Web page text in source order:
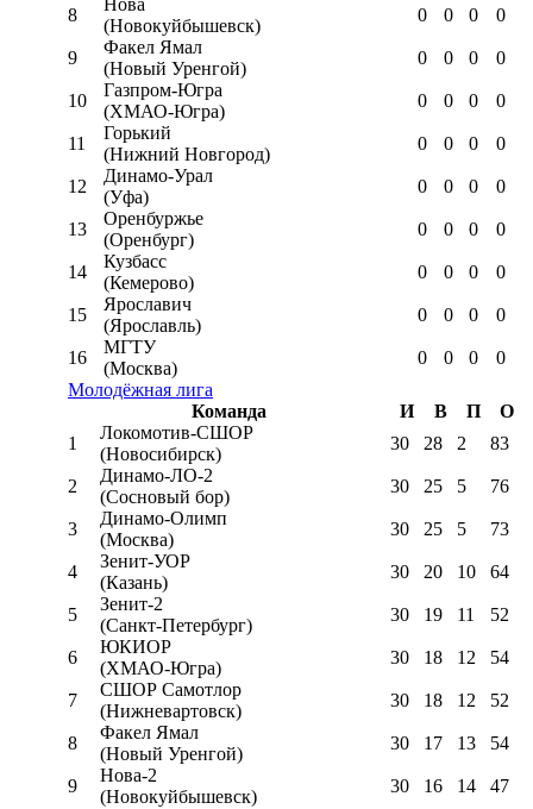
8
Нова
(Новокуйбышевск)
0 0 0 0
9
Факел Ямал
(Новый Уренгой)
0 0 0 0
10
Газпром-Югра
(ХМАО-Югра)
0 0 0 0
11
Горький
(Нижний Новгород)
0 0 0 0
12
Динамо-Урал
(Уфа)
0 0 0 0
13
Оренбуржье
(Оренбург)
0 0 0 0
14
Кузбасс
(Кемерово)
0 0 0 0
15
Ярославич
(Ярославль)
0 0 0 0
16
МГТУ
(Москва)
0 0 0
0
Молодёжная лига
Команда
И В П
О
1
Локомотив-CШОР
(Новосибирск)
30 28 2 83
2
Динамо-ЛО-2
(Сосновый бор)
30 25 5 76
3
Динамо-Олимп
(Москва)
30 25 5 73
4
Зенит-УОР
(Казань)
30 20 10 64
5
Зенит-2
(Санкт-Петербург)
30 19 11 52
6
ЮКИОР
(ХМАО-Югра)
30 18 12 54
7
СШОР Самотлор
(Нижневартовск)
30 18 12 52
8
Факел Ямал
(Новый Уренгой)
30 17 13 54
9
Нова-2
(Новокуйбышевск)
30 16 14 47